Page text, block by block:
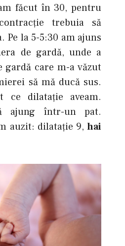
făcut în 30, pentru
trebuia să
Pe la 5-5:30 am ajuns
de gardă, unde a
gardă care m-a văzut
să mă ducă sus.
ce dilataţie aveam.
ajung într-un pat.
auzit: dilataţie 9, hai